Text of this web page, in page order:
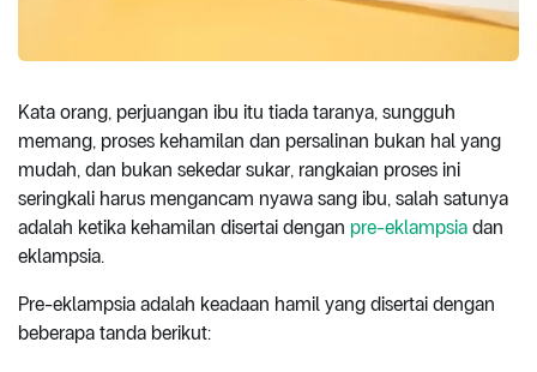
Kata orang, perjuangan ibu itu tiada taranya, sungguh
memang, proses kehamilan dan persalinan bukan hal yang
mudah, dan bukan sekedar sukar, rangkaian proses ini
seringkali harus mengancam nyawa sang ibu, salah satunya
adalah ketika kehamilan disertai dengan pre-eklampsia dan
eklampsia.
Pre-eklampsia adalah keadaan hamil yang disertai dengan
beberapa tanda berikut: